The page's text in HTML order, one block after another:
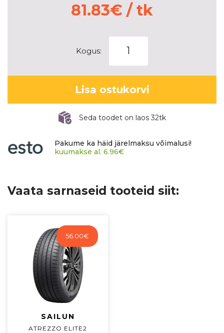
81.83€ / tk
Kogus:
VENTUS
PRIME3
(K125)
kogus
Lisa ostukorvi
Seda toodet on laos 32tk
Pakume ka häid järelmaksu võimalusi!
kuumakse al. 6.96€
Vaata sarnaseid tooteid siit:
56.00€
SAILUN
ATREZZO ELITE2